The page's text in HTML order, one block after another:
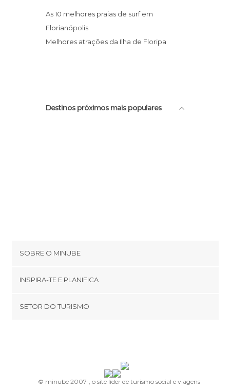
As 10 melhores praias de surf em
Florianópolis
Melhores atrações da Ilha de Floripa
Destinos próximos mais populares
SOBRE O MINUBE
Términos e Condições
INSPIRA-TE E PLANIFICA
SETOR DO TURISMO
© minube 2007-, o site líder de turismo social e viagens